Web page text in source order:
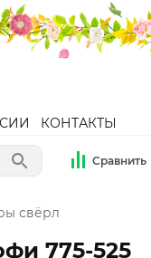
КОНТАКТЫ
Сравнить
свёрл
775-525